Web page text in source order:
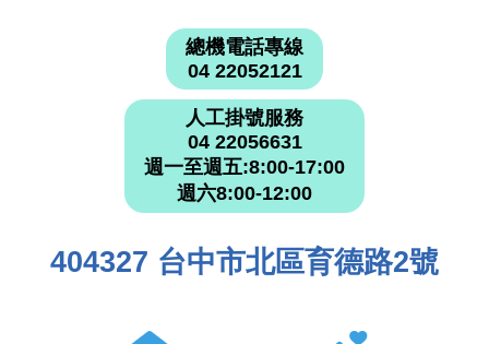
總機電話專線
04 22052121
人工掛號服務
04 22056631
週一至週五:8:00-17:00
週六8:00-12:00
404327 台中市北區育德路2號